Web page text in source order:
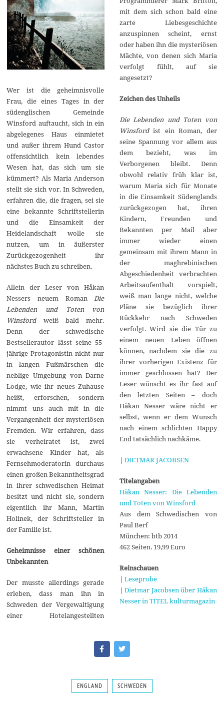
Wer ist die geheimnisvolle
Frau, die eines Tages in der
südenglischen Gemeinde
Winsford auftaucht, sich in ein
abgelegenes Haus einmietet
und außer ihrem Hund Castor
offensichtlich kein lebendes
Wesen hat, das sich um sie
kümmert? Als Maria Anderson
stellt sie sich vor. In Schweden,
erfahren die, die fragen, sei sie
eine bekannte Schriftstellerin
und die Einsamkeit der
Heidelandschaft wolle sie
nutzen, um in äußerster
Zurückgezogenheit ihr
nächstes Buch zu schreiben.
Allein der Leser von Håkan
Nessers neuem RomanDie
Lebenden und Toten von
Winsfordweiß bald mehr.
Denn der schwedische
Bestsellerautor lässt seine 55-
jährige Protagonistin nicht nur
in langen Fußmärschen die
neblige Umgebung von Darne
Lodge, wie ihr neues Zuhause
heißt, erforschen, sondern
nimmt uns auch mit in die
Vergangenheit der mysteriösen
Fremden. Wir erfahren, dass
sie verheiratet ist, zwei
erwachsene Kinder hat, als
Fernsehmoderatorin durchaus
einen großen Bekanntheitsgrad
in ihrer schwedischen Heimat
besitzt und nicht sie, sondern
eigentlich ihr Mann, Martin
Holinek, der Schriftsteller in
der Familie ist.
Geheimnisse einer schönen
Unbekannten
Der musste allerdings gerade
erleben, dass man ihn in
Schweden der Vergewaltigung
einer Hotelangestellten
mit dem sich schon bald eine
zarte Liebesgeschichte
anzuspinnen scheint, ernst
oder haben ihn die mysteriösen
Mächte, von denen sich Maria
verfolgt fühlt, auf sie
angesetzt?
Zeichen des Unheils
Die Lebenden und Toten von
Winsfordist ein Roman, der
seine Spannung vor allem aus
dem bezieht, was im
Verborgenen bleibt. Denn
obwohl relativ früh klar ist,
warum Maria sich für Monate
in die Einsamkeit Südenglands
zurückgezogen hat, ihren
Kindern, Freunden und
Bekannten per Mail aber
immer wieder einen
gemeinsam mit ihrem Mann in
der maghrebinischen
Abgeschiedenheit verbrachten
Arbeitsaufenthalt vorspielt,
weiß man lange nicht, welche
Pläne sie bezüglich ihrer
Rückkehr nach Schweden
verfolgt. Wird sie die Tür zu
einem neuen Leben öffnen
können, nachdem sie die zu
ihrer vorherigen Existenz für
immer geschlossen hat? Der
Leser wünscht es ihr fast auf
den letzten Seiten – doch
Håkan Nesser wäre nicht er
selbst, wenn er dem Wunsch
nach einem schlichten Happy
End tatsächlich nachkäme.
| DIETMAR JACOBSEN
Titelangaben
Håkan Nesser: Die Lebenden
und Toten von Winsford
Aus dem Schwedischen von
Paul Berf
München: btb 2014
462 Seiten. 19,99 Euro
Reinschauen
| Leseprobe
| Dietmar Jacobsen über Håkan
Nesser in TITEL kulturmagazin
ENGLAND SCHWEDEN